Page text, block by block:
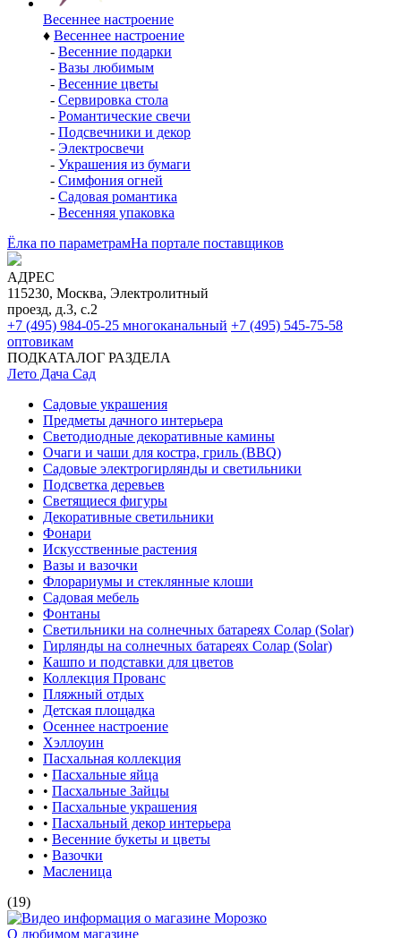
Весеннее настроение
♦ Весеннее настроение
- Весенние подарки
- Вазы любимым
- Весенние цветы
- Сервировка стола
- Романтические свечи
- Подсвечники и декор
- Электросвечи
- Украшения из бумаги
- Симфония огней
- Садовая романтика
- Весенняя упаковка
Ёлка по параметрамНа портале поставщиков
АДРЕС
115230, Москва, Электролитный
проезд, д.3, с.2
+7 (495) 984-05-25 многоканальный +7 (495) 545-75-58
оптовикам
ПОДКАТАЛОГ РАЗДЕЛА
Лето Дача Сад
Садовые украшения
Предметы дачного интерьера
Светодиодные декоративные камины
Очаги и чаши для костра, гриль (BBQ)
Садовые электрогирлянды и светильники
Подсветка деревьев
Светящиеся фигуры
Декоративные светильники
Фонари
Искусственные растения
Вазы и вазочки
Флорариумы и стеклянные клоши
Садовая мебель
Фонтаны
Светильники на солнечных батареях Солар (Solar)
Гирлянды на солнечных батареях Солар (Solar)
Кашпо и подставки для цветов
Коллекция Прованс
Пляжный отдых
Детская площадка
Осеннее настроение
Хэллоуин
Пасхальная коллекция
• Пасхальные яйца
• Пасхальные Зайцы
• Пасхальные украшения
• Пасхальный декор интерьера
• Весенние букеты и цветы
• Вазочки
Масленица
(19)
О любимом магазине